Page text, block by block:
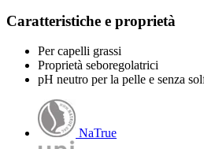
Caratteristiche e proprietà
Per capelli grassi
Proprietà seboregolatrici
pH neutro per la pelle e senza
NaTrue